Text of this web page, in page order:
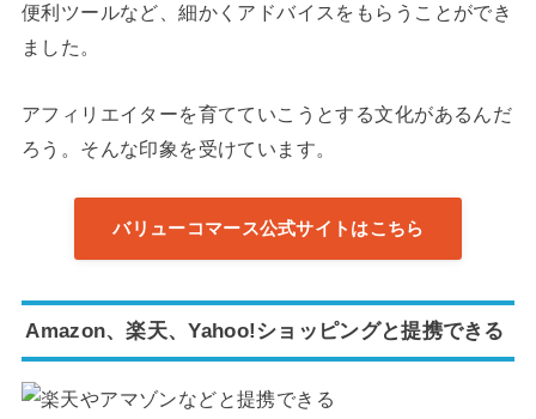
便利ツールなど、細かくアドバイスをもらうことができ
ました。
アフィリエイターを育てていこうとする文化があるんだ
ろう。そんな印象を受けています。
バリューコマース公式サイトはこちら
Amazon、楽天、Yahoo!ショッピングと提携できる